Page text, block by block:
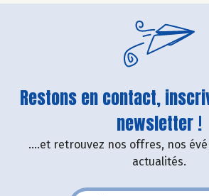
Restons en contact,
newsletter !
....et retrouvez nos offres, nos
actualités.